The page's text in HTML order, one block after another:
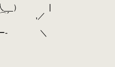
） |
蝦夷では
＼